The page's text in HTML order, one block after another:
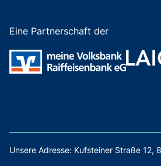
Eine Partnerschaft der
Unsere Adresse: Kufsteiner Straße 12,